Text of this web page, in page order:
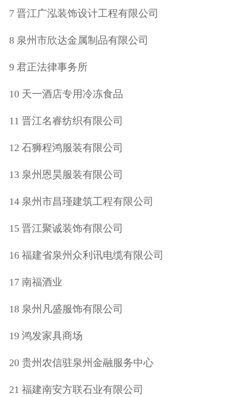
7 晋江广泓装饰设计工程有限公司
8 泉州市欣达金属制品有限公司
9 君正法律事务所
10 天一酒店专用冷冻食品
11 晋江名睿纺织有限公司
12 石狮程鸿服装有限公司
13 泉州恩昊服装有限公司
14 泉州市昌瑾建筑工程有限公司
15 晋江聚诚装饰有限公司
16 福建省泉州众利讯电缆有限公司
17 南福酒业
18 泉州凡盛服饰有限公司
19 鸿发家具商场
20 贵州农信驻泉州金融服务中心
21 福建南安方联石业有限公司